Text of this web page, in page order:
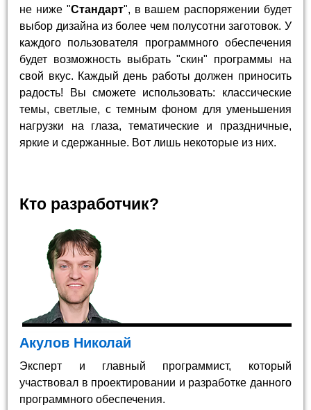
не ниже "Стандарт", в вашем распоряжении будет
выбор дизайна из более чем полусотни заготовок. У
каждого пользователя программного обеспечения
будет возможность выбрать "скин" программы на
свой вкус. Каждый день работы должен приносить
радость! Вы сможете использовать: классические
темы, светлые, с темным фоном для уменьшения
нагрузки на глаза, тематические и праздничные,
яркие и сдержанные. Вот лишь некоторые из них.
Кто разработчик?
Акулов Николай
Эксперт и главный программист, который
участвовал в проектировании и разработке данного
программного обеспечения.